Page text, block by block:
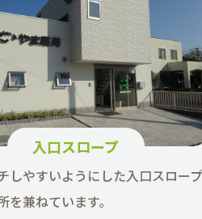
入口スロープ
しやすいようにした入口スロー
を兼ねています。